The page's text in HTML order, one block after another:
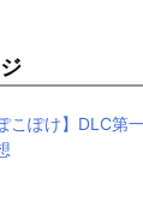
ぽこぽけ】DLC第